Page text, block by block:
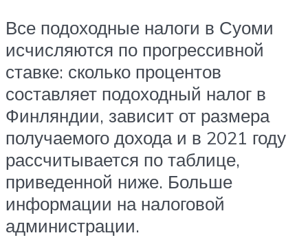
Все подоходные налоги в Суоми
исчисляются по прогрессивной
ставке: сколько процентов
составляет подоходный налог в
Финляндии, зависит от размера
получаемого дохода и в 2021 году
рассчитывается по таблице,
приведенной ниже. Больше
информации на налоговой
администрации.